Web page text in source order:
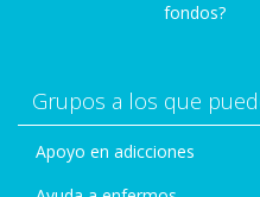
fondos?
Grupos a los que
Apoyo en adicciones